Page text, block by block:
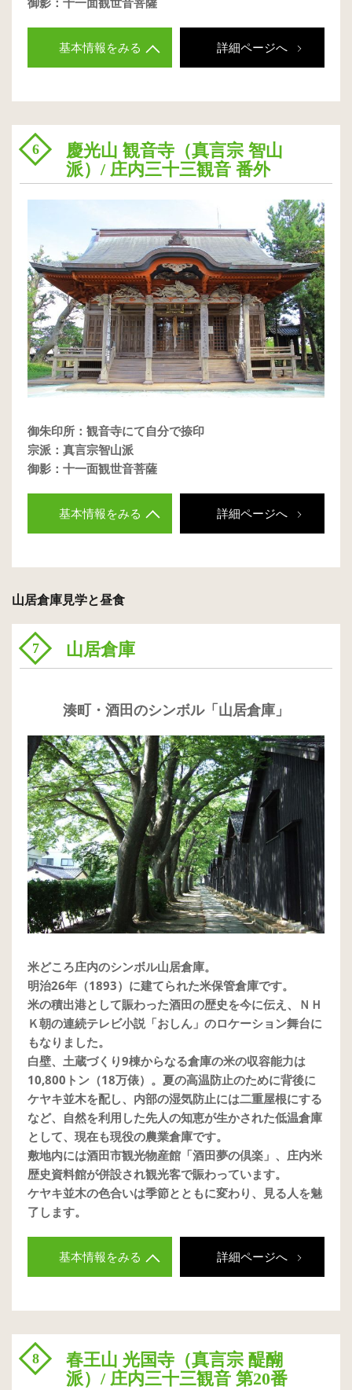
基本情報をみる 詳細ページへ
6
慶光山 観音寺（真言宗 智山
派）/ 庄内三十三観音 番外
御朱印所：観音寺にて自分で捺印
宗派：真言宗智山派
御影：十一面観世音菩薩
基本情報をみる 詳細ページへ
山居倉庫見学と昼食
7 山居倉庫
湊町・酒田のシンボル「山居倉庫」
米どころ庄内のシンボル山居倉庫。
明治26年（1893）に建てられた米保管倉庫です。
米の積出港として賑わった酒田の歴史を今に伝え、ＮＨ
Ｋ朝の連続テレビ小説「おしん」のロケーション舞台に
もなりました。
白壁、土蔵づくり9棟からなる倉庫の米の収容能力は
10,800トン（18万俵）。夏の高温防止のために背後に
ケヤキ並木を配し、内部の湿気防止には二重屋根にする
など、自然を利用した先人の知恵が生かされた低温倉庫
として、現在も現役の農業倉庫です。
敷地内には酒田市観光物産館「酒田夢の倶楽」、庄内米
歴史資料館が併設され観光客で賑わっています。
ケヤキ並木の色合いは季節とともに変わり、見る人を魅
了します。
基本情報をみる 詳細ページへ
8
春王山 光国寺（真言宗 醍醐
派）/ 庄内三十三観音 第20番